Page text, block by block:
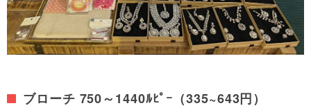
ブローチ 750～1440ﾙﾋﾟｰ（335~643円）